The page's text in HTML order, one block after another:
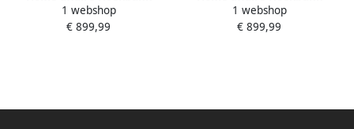
Edina L-vorm ook in
katoenmix-overtrekstof in
1 webshop
€ 899,99
Edina L-vorm ook in
katoenmix-overtrekstof in
1 webshop
€ 899,99